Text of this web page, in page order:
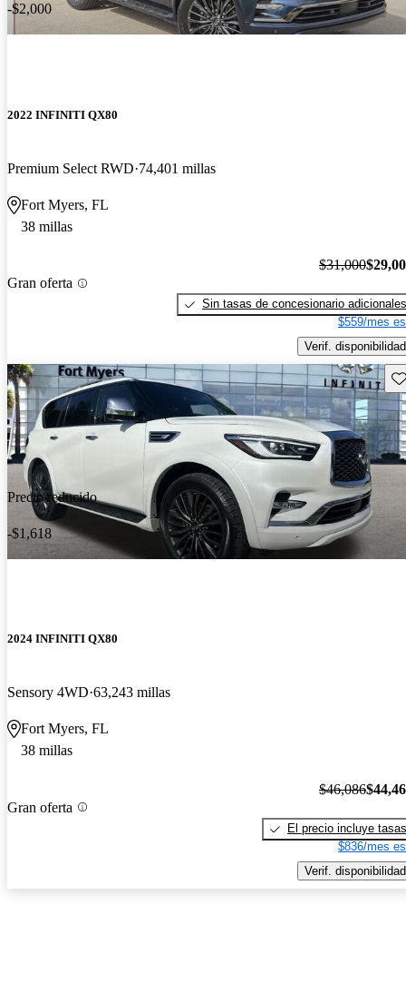
-$2,000
2022 INFINITI QX80
Premium Select RWD 74,401 millas
Fort Myers, FL
38 millas
Gran oferta
$31,000
Sin tasas de concesionario adicionales
$559/mes
Verif. disponibilidad
Precio reducido
-$1,618
2024 INFINITI QX80
Sensory 4WD 63,243 millas
Fort Myers, FL
38 millas
Gran oferta
$46,086
El precio incluye tasas
$836/mes
Verif. disponibilidad